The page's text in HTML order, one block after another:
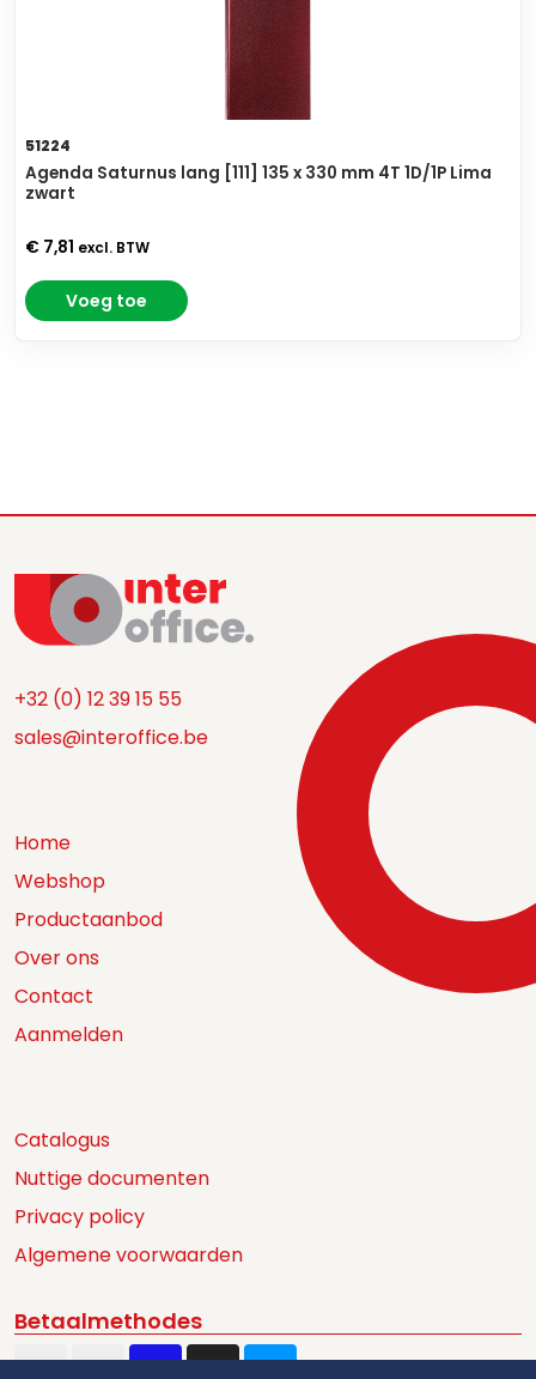
51224
Agenda Saturnus lang [111] 135 x 330 mm 4T 1D/1P Lima
zwart
€ 7,81 excl. BTW
Voeg toe
+32 (0) 12 39 15 55
sales@interoffice.be
Home
Webshop
Productaanbod
Over ons
Contact
Aanmelden
Catalogus
Nuttige documenten
Privacy policy
Algemene voorwaarden
Betaalmethodes